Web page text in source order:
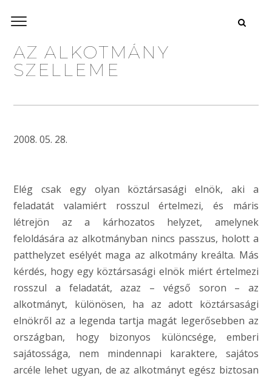
AZ ALKOTMÁNY
SZELLEME
2008. 05. 28.
Elég csak egy olyan köztársasági elnök, aki a
feladatát valamiért rosszul értelmezi, és máris
létrejön az a kárhozatos helyzet, amelynek
feloldására az alkotmányban nincs passzus, holott a
patthelyzet esélyét maga az alkotmány kreálta. Más
kérdés, hogy egy köztársasági elnök miért értelmezi
rosszul a feladatát, azaz – végső soron – az
alkotmányt, különösen, ha az adott köztársasági
elnökről az a legenda tartja magát legerősebben az
országban, hogy bizonyos különcsége, emberi
sajátossága, nem mindennapi karaktere, sajátos
arcéle lehet ugyan, de az alkotmányt egész biztosan